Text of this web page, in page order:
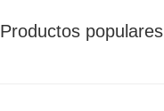
Productos populares